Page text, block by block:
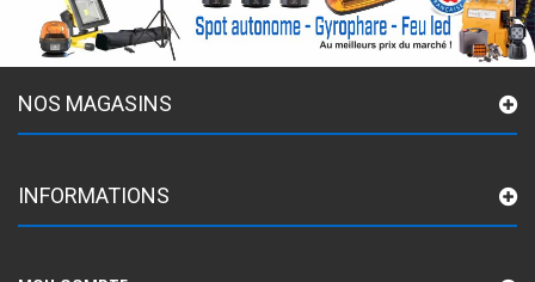
NOS MAGASINS
INFORMATIONS